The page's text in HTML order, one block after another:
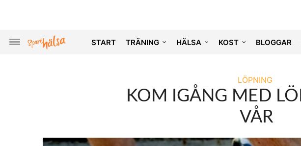
START TRÄNING HÄLSA KOST BLOGGAR
LÖPNING
KOM IGÅNG MED
VÅR